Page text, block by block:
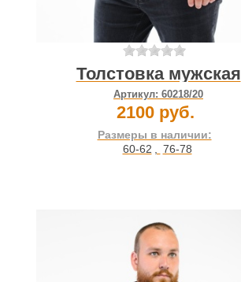
Толстовка мужская
Артикул: 60218/20
2100 руб.
Размеры в наличии:
60-62 , 76-78